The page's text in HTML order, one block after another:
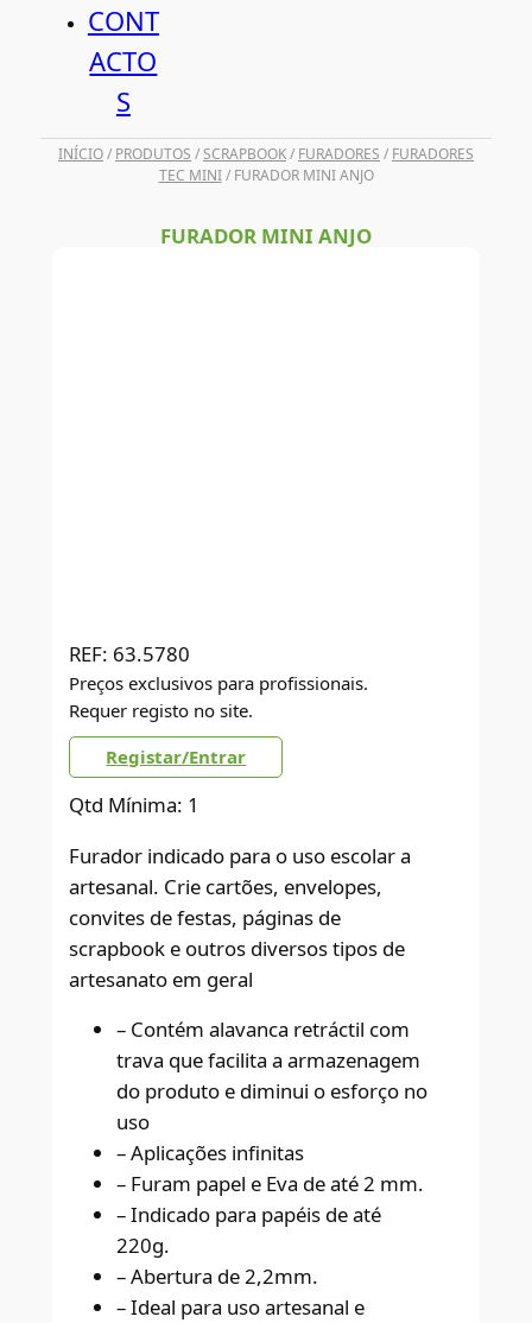
CONT
ACTO
S
INÍCIO/ PRODUTOS /SCRAPBOOK/ FURADORES / FURADORES
TEC MINI/ FURADOR MINI ANJO
FURADOR MINI ANJO
REF: 63.5780
Preços exclusivos para profissionais.
Requer registo no site.
Registar/Entrar
Qtd Mínima: 1
Furador indicado para o uso escolar a
artesanal. Crie cartões, envelopes,
convites de festas, páginas de
scrapbook e outros diversos tipos de
artesanato em geral
– Contém alavanca retráctil com
trava que facilita a armazenagem
do produto e diminui o esforço no
uso
– Aplicações infinitas
– Furam papel e Eva de até 2 mm.
– Indicado para papéis de até
220g.
– Abertura de 2,2mm.
– Ideal para uso artesanal e